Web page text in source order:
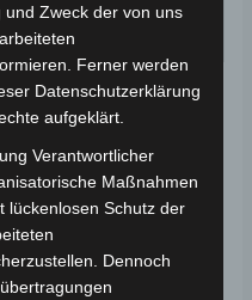
VB7. Vorderer
und
zum Fahrzeug
VB7
Zweck der von uns
Ferner werden
Datenschutzerklärung
aufgeklärt.
Verantwortlicher
Maßnahmen
lückenlosen Schutz der
Dennoch